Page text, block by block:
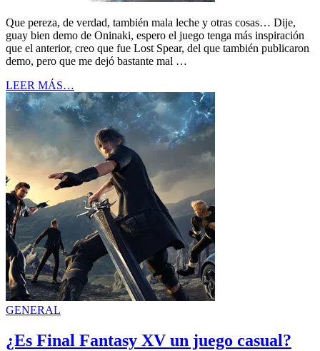
Que pereza, de verdad, también mala leche y otras cosas… Dije,
guay bien demo de Oninaki, espero el juego tenga más inspiración
que el anterior, creo que fue Lost Spear, del que también publicaron
demo, pero que me dejó bastante mal …
LEER MÁS…
GENERAL
¿Es Final Fantasy XV un juego casual?